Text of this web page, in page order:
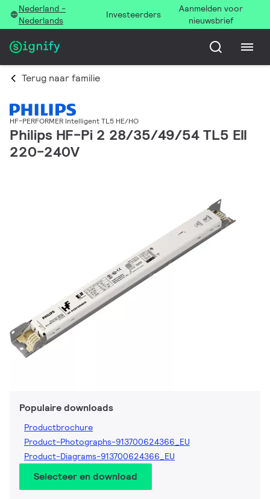
Nederland -
Nederlands
Investeerders
Aanmelden voor
nieuwsbrief
Terug naar familie
HF-PERFORMER Intelligent TL5 HE/HO
Philips HF-Pi 2 28/35/49/54 TL5 EII
220-240V
Populaire downloads
Productbrochure
Product-Photographs-913700624366_EU
Product-Diagrams-913700624366_EU
Selecteer en download